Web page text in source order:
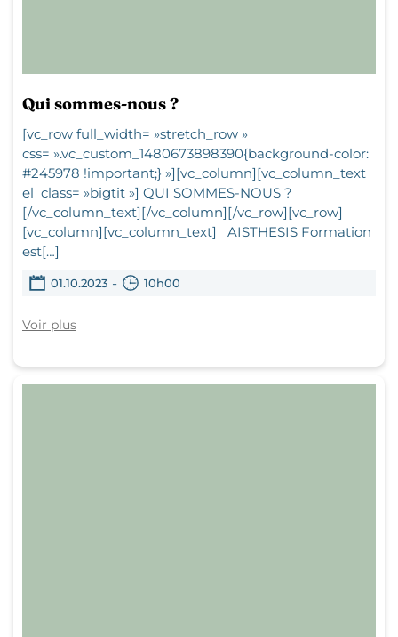
Qui sommes-nous ?
[vc_row full_width= »stretch_row »
css= ».vc_custom_1480673898390{background-color:
#245978 !important;} »][vc_column][vc_column_text
el_class= »bigtit »] QUI SOMMES-NOUS ?
[/vc_column_text][/vc_column][/vc_row][vc_row]
[vc_column][vc_column_text] AISTHESIS Formation
est[…]
01.10.2023 - 10h00
Voir plus